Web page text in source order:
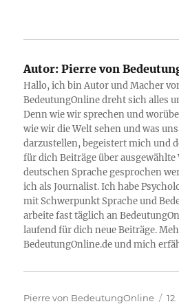
Autor: Pierre von
Hallo, ich bin Autor und Macher
BedeutungOnline dreht sich alles
Denn wie wir sprechen und
wie wir die Welt sehen und was
darzustellen, begeistert mich und
für dich Beiträge über ausgewählte
deutschen Sprache gesprochen
ich als Journalist. Ich habe
mit Schwerpunkt Sprache und
arbeite fast täglich an
laufend für dich neue Beiträge.
BedeutungOnline.de und mich
Autor
Pierre von BedeutungOnline